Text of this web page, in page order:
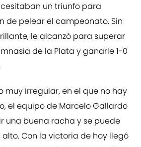
un triunfo para
de pelear el campeonato. Sin
le alcanzó para superar
de la Plata y ganarle 1-0
muy irregular, en el que no hay
el equipo de Marcelo Gallardo
una buena racha y se puede
Con la victoria de hoy llegó